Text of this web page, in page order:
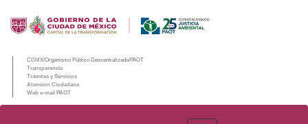
CDMX/Organismo Público Descentralizado/PAOT
Transparencia
Trámites y Servicios
Atención Ciudadana
Web e-mail PAOT